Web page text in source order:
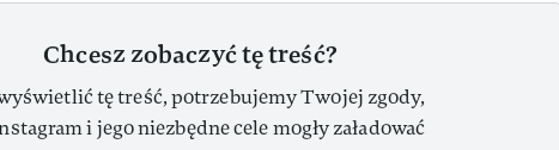
Chcesz zobaczyć tę treść?
tę treść, potrzebujemy Twojej zgody,
i jego niezbędne cele mogły załadować